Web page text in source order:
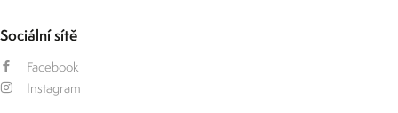
Sociální sítě
Facebook
Instagram